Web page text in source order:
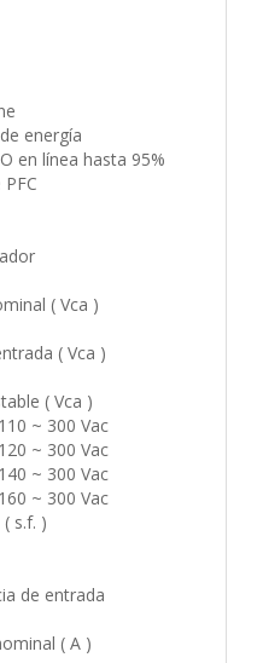
energía
en línea hasta 95%
( Vca )
( Vca )
( Vca )
~ 300 Vac
~ 300 Vac
~ 300 Vac
~ 300 Vac
s.f. )
de entrada
( A )